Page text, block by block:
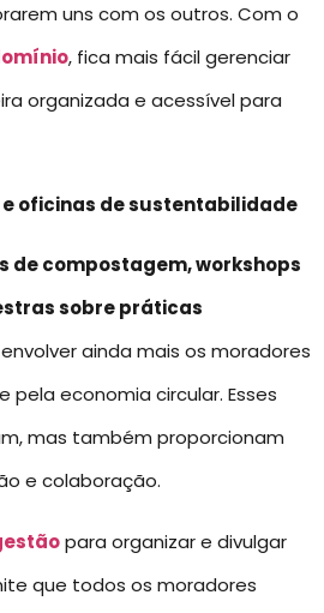
uns com os outros. Com o
, fica mais fácil gerenciar
organizada e acessível para
e oficinas de sustentabilidade
de compostagem, workshops
sobre práticas
ainda mais os moradores
pela economia circular. Esses
mas também proporcionam
e colaboração.
para organizar e divulgar
que todos os moradores